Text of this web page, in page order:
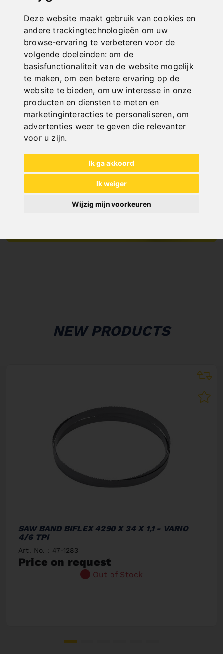
Deze website maakt gebruik van cookies en
andere trackingtechnologieën om uw
browse-ervaring te verbeteren voor de
volgende doeleinden:om de
basisfunctionaliteit van de website mogelijk
te maken,om een betere ervaring op de
website te bieden, om uw interesse in onze
producten en diensten te meten en
marketinginteracties te personaliseren,om
advertenties weer te geven die relevanter
voor u zijn.
Ik ga akkoord
Ik weiger
Wijzig mijn voorkeuren
NOCH FRAGEN?
+43 732 / 664015
BERNARDO@PWA.AT
SCHNELLE
LIEFERUNG
"
NEW PRODUCTS
SAW BAND BIFLEX 4290 X 34 X 1,1 - VARIO
4/6 TPI
Art. No. : 47-1283
Price on request
Out of Stock